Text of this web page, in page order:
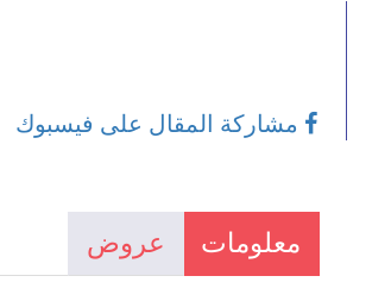
مشاركة المقال على فيسبوك
معلومات عروض